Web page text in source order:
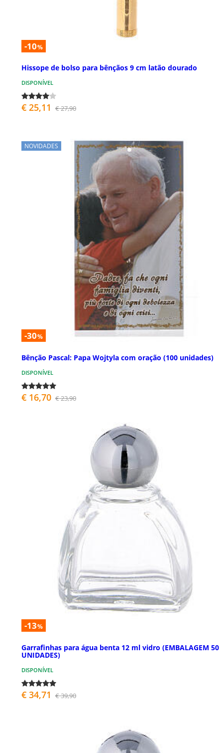
-10%
Hissope de bolso para bênçãos 9 cm latão dourado
DISPONÍVEL
€ 25,11 € 27,90
NOVIDADES
-30%
Bênção Pascal: Papa Wojtyla com oração (100 unidades)
DISPONÍVEL
€ 16,70 € 23,90
-13%
Garrafinhas para água benta 12 ml vidro (EMBALAGEM 50
UNIDADES)
DISPONÍVEL
€ 34,71 € 39,90